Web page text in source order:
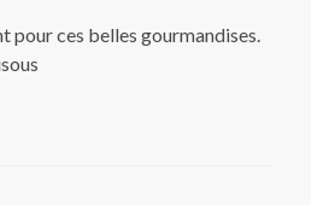
pour ces belles gourmandises.